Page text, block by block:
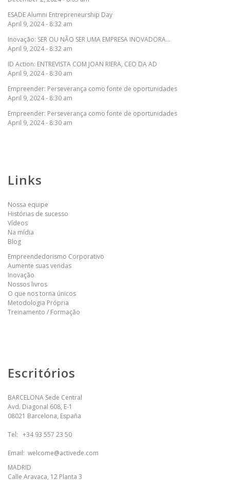
ESADE Alumni Entrepreneurship Day
April 9, 2024 - 8:32 am
Inovação: SER OU NÃO SER UMA EMPRESA INOVADORA…
April 9, 2024 - 8:32 am
ID Action: ENTREVISTA COM JOAN RIERA, CEO DA AD
April 9, 2024 - 8:30 am
Empreender: Perseverança como fonte de oportunidades
April 9, 2024 - 8:30 am
Empreender: Perseverança como fonte de oportunidades
April 9, 2024 - 8:30 am
Links
Nossa equipe
Histórias de sucesso
Vídeos
Na mídia
Blog
Empreendedorismo Corporativo
Aumente suas vendas
Inovação
Nossos livros
O que nos torna únicos
Metodologia Própria
Treinamento / Formação
Escritórios
BARCELONA Sede Central
Avd. Diagonal 608, E-1
08021 Barcelona, España
Tel: +34 93 557 23 50
Email: welcome@activede.com
MADRID
Calle Aravaca, 12 Planta 3